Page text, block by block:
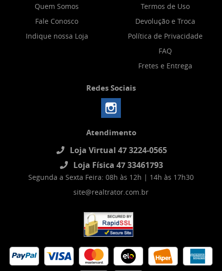
Quem Somos
Fale Conosco
Indique nossa Loja
Termos de Uso
Devolução e Troca
Política de Privacidade
FAQ
Fretes e Entrega
Redes Sociais
Atendimento
Loja Virtual 47 3224-0565
Loja Física 47 33461793
Segunda a Sexta Feira: 08h às 12h | 14h às 17h30
site@realtrator.com.br